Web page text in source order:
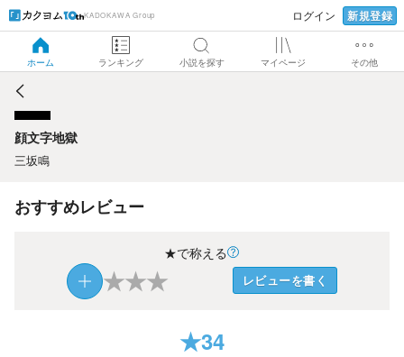
KADOKAWA Group ログイン 新規登録
ホーム ランキング 小説を探す マイページ その他
顔文字地獄
顔文字地獄
三坂鳴
おすすめレビュー
★で称える
★★★ レビューを書く
★34